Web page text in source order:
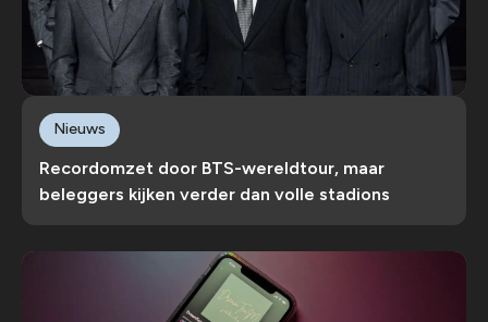
Recordomzet door BTS-wereldtour, maar
beleggers kijken verder dan volle stadions
Nieuws